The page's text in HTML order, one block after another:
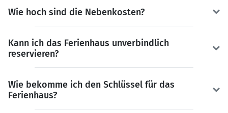
Wie hoch sind die Nebenkosten?
Kann ich das Ferienhaus unverbindlich
reservieren?
Wie bekomme ich den Schlüssel für das
Ferienhaus?